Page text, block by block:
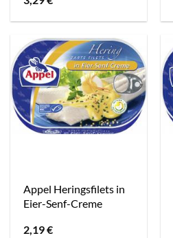
Appel Heringsfilets in
Eier-Senf-Creme
2,19€